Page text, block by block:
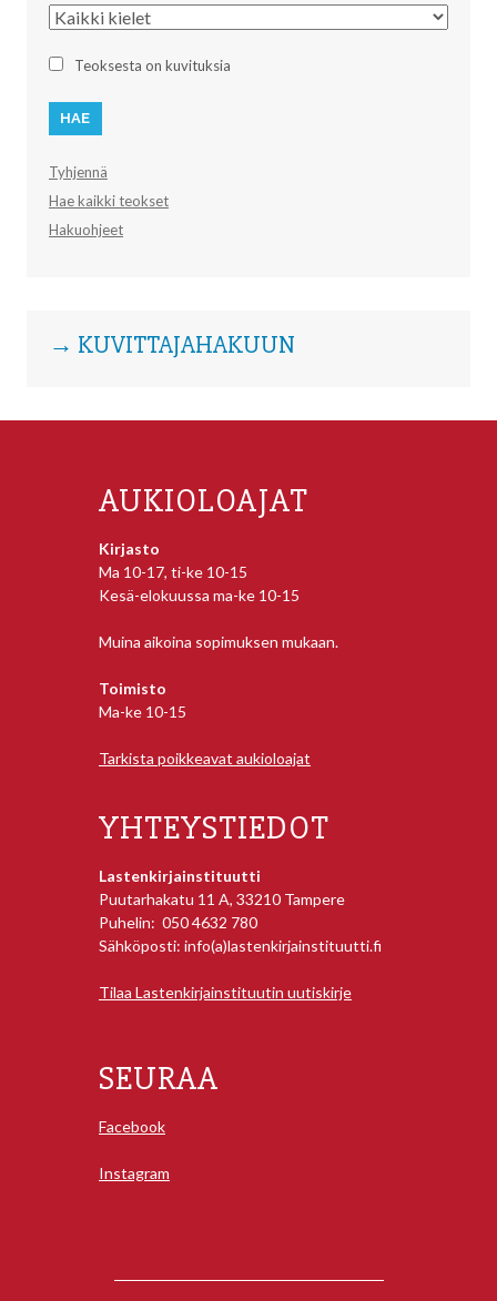
Kieli
Teoksesta on kuvituksia
Tyhjennä
Hae kaikki teokset
Hakuohjeet
→ KUVITTAJAHAKUUN
AUKIOLOAJAT
Kirjasto
Ma 10-17, ti-ke 10-15
Kesä-elokuussa ma-ke 10-15
Muina aikoina sopimuksen mukaan.
Toimisto
Ma-ke 10-15
Tarkista poikkeavat aukioloajat
YHTEYSTIEDOT
Lastenkirjainstituutti
Puutarhakatu 11 A, 33210 Tampere
Puhelin: 050 4632 780
Sähköposti: info(a)lastenkirjainstituutti.fi
Tilaa Lastenkirjainstituutin uutiskirje
SEURAA
Facebook
Instagram